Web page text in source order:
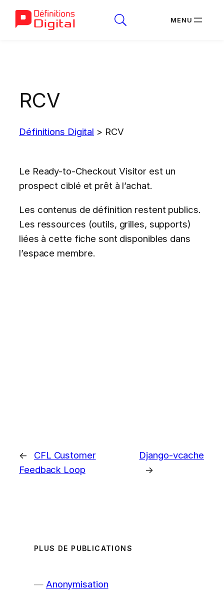
RCV
Définitions Digital > RCV
Le Ready-to-Checkout Visitor est un
prospect ciblé et prêt à l’achat.
Les contenus de définition restent publics.
Les ressources (outils, grilles, supports)
liées à cette fiche sont disponibles dans
l’espace membre.
←
CFL Customer
Feedback Loop
Django-vcache
→
PLUS DE PUBLICATIONS
Anonymisation